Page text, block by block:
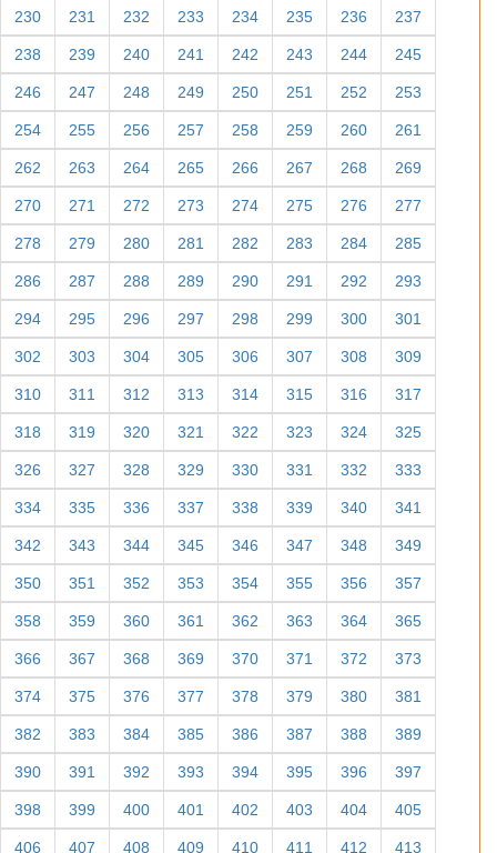
230 231 232 233 234 235 236 237
238 239 240 241 242 243 244 245
246 247 248 249 250 251 252 253
254 255 256 257 258 259 260 261
262 263 264 265 266 267 268 269
270 271 272 273 274 275 276 277
278 279 280 281 282 283 284 285
286 287 288 289 290 291 292 293
294 295 296 297 298 299 300 301
302 303 304 305 306 307 308 309
310 311 312 313 314 315 316 317
318 319 320 321 322 323 324 325
326 327 328 329 330 331 332 333
334 335 336 337 338 339 340 341
342 343 344 345 346 347 348 349
350 351 352 353 354 355 356 357
358 359 360 361 362 363 364 365
366 367 368 369 370 371 372 373
374 375 376 377 378 379 380 381
382 383 384 385 386 387 388 389
390 391 392 393 394 395 396 397
398 399 400 401 402 403 404 405
406 407 408 409 410 411 412 413